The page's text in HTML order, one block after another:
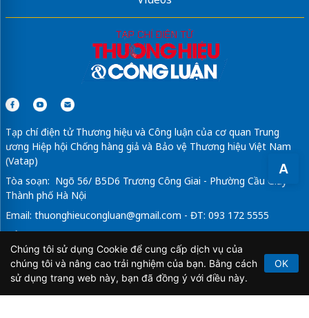
A
Tạp chí điện tử Thương hiệu và Công luận của cơ quan Trung
ương Hiệp hội Chống hàng giả và Bảo vệ Thương hiệu Việt Nam
(Vatap)
Tòa soạn: Ngõ 56/ B5D6 Trương Công Giai - Phường Cầu Giấy -
Thành phố Hà Nội
Email: thuonghieucongluan@gmail.com - ĐT: 093 172 5555
Tổng Biên Tập: Vũ Đức Thuận
Giấy phép hoạt động báo chí điện tử số 64/GP-BTTTT do Bộ
Thông tin và Truyền thông cấp ngày 21/2/2020.
Chúng tôi sử dụng Cookie để cung cấp dịch vụ của
chúng tôi và nâng cao trải nghiệm của bạn. Bằng cách
sử dụng trang web này, bạn đã đồng ý với điều này.
OK